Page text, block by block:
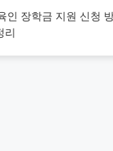
인 장학금 지원 신청
리